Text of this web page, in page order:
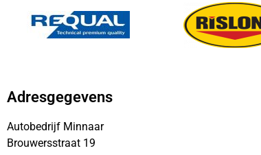
Adresgegevens
Autobedrijf Minnaar
Brouwersstraat 19